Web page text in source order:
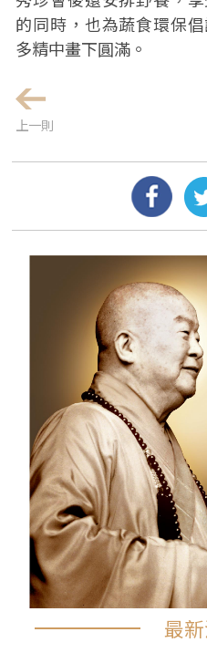
的同時，也為蔬食環保
多精中畫下圓滿。
上一則
最